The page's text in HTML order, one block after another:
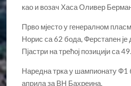
као и возач Хаса Оливер
Прво мјесто у генералном
Норис са 62 бода, Ферстапен је
Пјастри на трећој позицији са 49.
Наредна трка у шампионату Ф1
априла за ВН Бахреина.